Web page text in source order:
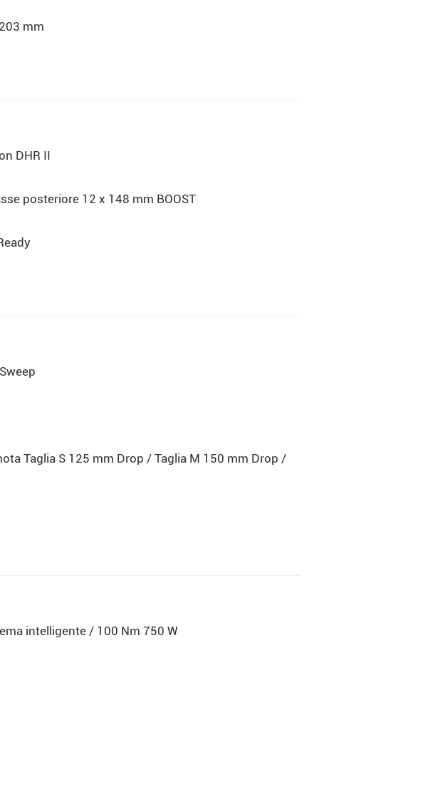
mm
DHR II
posteriore 12 x 148 mm BOOST
Taglia S 125 mm Drop / Taglia M 150 mm Drop /
intelligente / 100 Nm 750 W